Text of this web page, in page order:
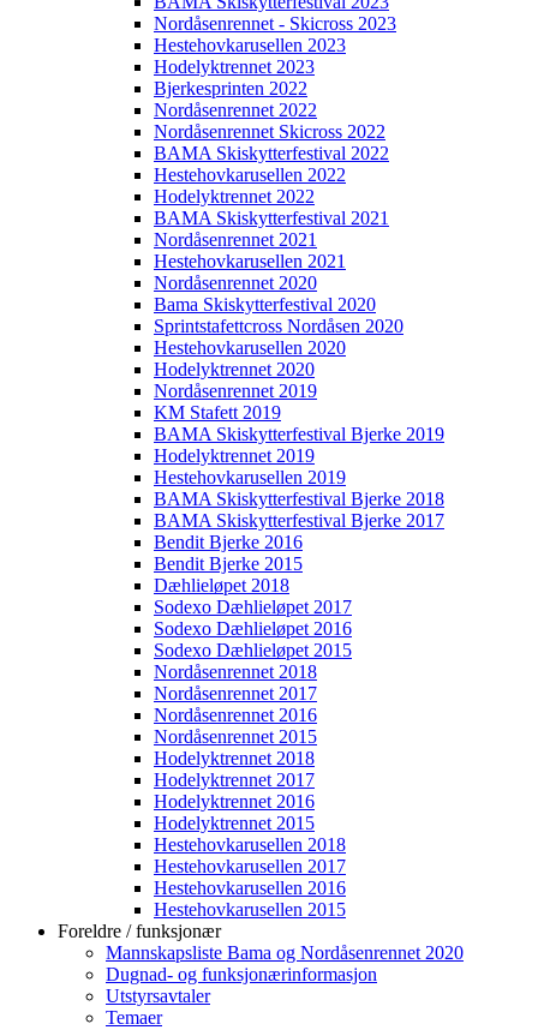
Nordåsenrennet - Skicross 2023
Hestehovkarusellen 2023
Hodelyktrennet 2023
Bjerkesprinten 2022
Nordåsenrennet 2022
Nordåsenrennet Skicross 2022
BAMA Skiskytterfestival 2022
Hestehovkarusellen 2022
Hodelyktrennet 2022
BAMA Skiskytterfestival 2021
Nordåsenrennet 2021
Hestehovkarusellen 2021
Nordåsenrennet 2020
Bama Skiskytterfestival 2020
Sprintstafettcross Nordåsen 2020
Hestehovkarusellen 2020
Hodelyktrennet 2020
Nordåsenrennet 2019
KM Stafett 2019
BAMA Skiskytterfestival Bjerke 2019
Hodelyktrennet 2019
Hestehovkarusellen 2019
BAMA Skiskytterfestival Bjerke 2018
BAMA Skiskytterfestival Bjerke 2017
Bendit Bjerke 2016
Bendit Bjerke 2015
Dæhlieløpet 2018
Sodexo Dæhlieløpet 2017
Sodexo Dæhlieløpet 2016
Sodexo Dæhlieløpet 2015
Nordåsenrennet 2018
Nordåsenrennet 2017
Nordåsenrennet 2016
Nordåsenrennet 2015
Hodelyktrennet 2018
Hodelyktrennet 2017
Hodelyktrennet 2016
Hodelyktrennet 2015
Hestehovkarusellen 2018
Hestehovkarusellen 2017
Hestehovkarusellen 2016
Hestehovkarusellen 2015
Foreldre / funksjonær
Mannskapsliste Bama og Nordåsenrennet 2020
Dugnad- og funksjonærinformasjon
Utstyrsavtaler
Temaer